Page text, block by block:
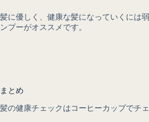
髪に優しく、健康な髪になっていくには
ンプーがオススメです。
まとめ
髪の健康チェックはコーヒーカップでチ